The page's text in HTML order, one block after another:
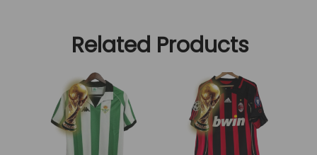
Related Products
El
precio
original
89,95 €.
actual
es:
Este
producto
tiene
múltiples
variantes.
El
precio
original
era:
89,95 €.
actual
es:
Este
producto
tiene
múltiples
variantes.